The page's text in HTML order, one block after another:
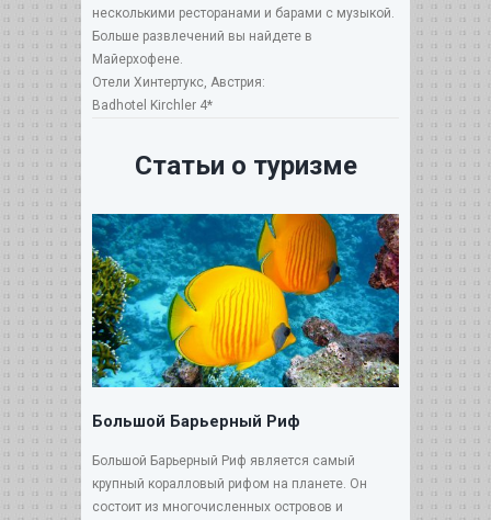
несколькими ресторанами и барами с музыкой.
Больше развлечений вы найдете в
Майерхофене.
Отели Хинтертукс, Австрия:
Badhotel Kirchler 4*
Статьи о туризме
Большой Барьерный Риф
Большой Барьерный Риф является самый
крупный коралловый рифом на планете. Он
состоит из многочисленных островов и